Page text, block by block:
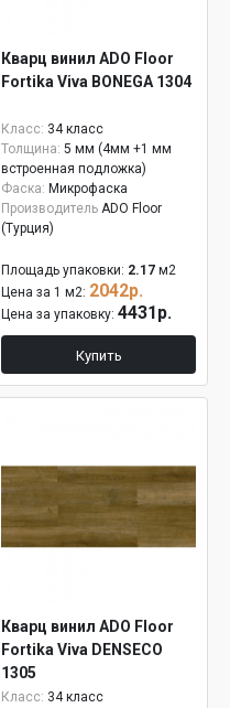
Кварц винил ADO Floor
Fortika Viva BONEGA 1304
Класс: 34 класс
Толщина: 5 мм (4мм +1 мм
встроенная подложка)
Фаска: Микрофаска
Производитель ADO Floor
(Турция)
Площадь упаковки: 2.17 м2
Цена за 1 м2: 2042р.
Цена за упаковку: 4431р.
Купить
Кварц винил ADO Floor
Fortika Viva DENSECO
1305
Класс: 34 класс